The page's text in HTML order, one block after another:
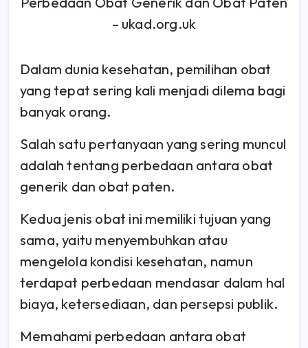
– ukad.org.uk
Dalam dunia kesehatan, pemilihan obat
yang tepat sering kali menjadi dilema bagi
banyak orang.
Salah satu pertanyaan yang sering muncul
adalah tentang perbedaan antara obat
generik dan obat paten.
Kedua jenis obat ini memiliki tujuan yang
sama, yaitu menyembuhkan atau
mengelola kondisi kesehatan, namun
terdapat perbedaan mendasar dalam hal
biaya, ketersediaan, dan persepsi publik.
Memahami perbedaan antara obat